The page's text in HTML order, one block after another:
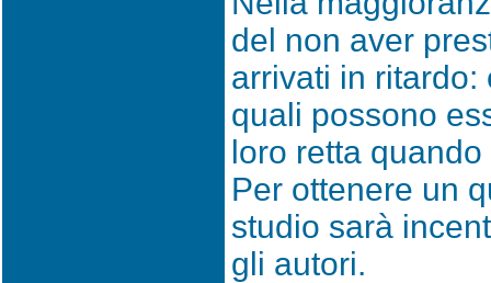
del non aver
arrivati in
quali possono
loro retta
Per ottenere un
studio sarà
gli autori.